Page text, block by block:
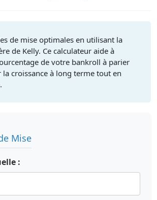
de mise optimales en utilisant la
de Kelly. Ce calculateur aide à
de votre bankroll à parier
croissance à long terme tout en
Mise
: